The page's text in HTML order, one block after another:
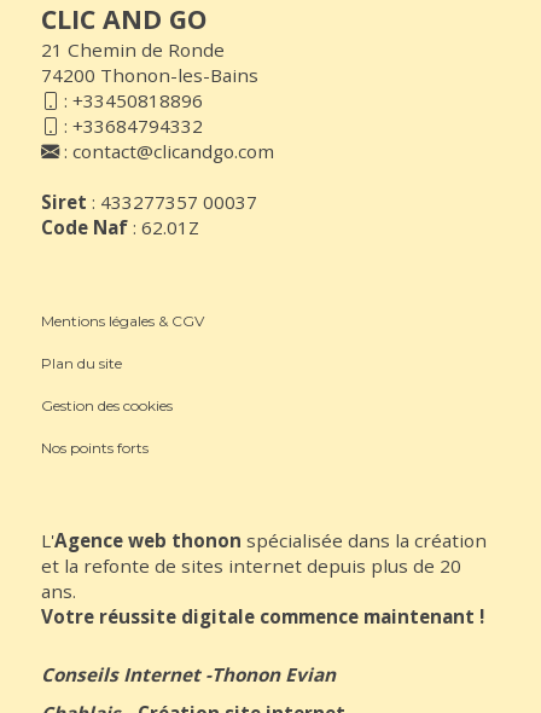
CLIC AND GO
21 Chemin de Ronde
74200 Thonon-les-Bains
: +33450818896
: +33684794332
: contact@clicandgo.com
Siret : 433277357 00037
Code Naf : 62.01Z
Mentions légales & CGV
Plan du site
Gestion des cookies
Nos points forts
L'Agence web thonon spécialisée dans la création
et la refonte de sites internet depuis plus de 20
ans.
Votre réussite digitale commence maintenant !
Conseils Internet-Thonon Evian